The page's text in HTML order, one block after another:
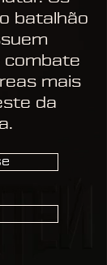
batalhão
combate
mais
da